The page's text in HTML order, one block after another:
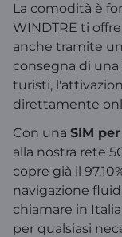
La comodità è
WINDTRE ti
anche tramite
consegna di una
turisti,
direttamente
Con una SIM
alla nostra rete
copre già il
navigazione
chiamare in
per qualsiasi